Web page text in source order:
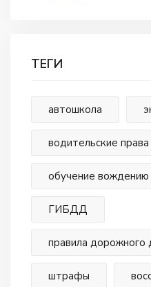
ТЕГИ
автошкола
водительские права
обучение вождению
ГИБДД
правила дорожного
штрафы